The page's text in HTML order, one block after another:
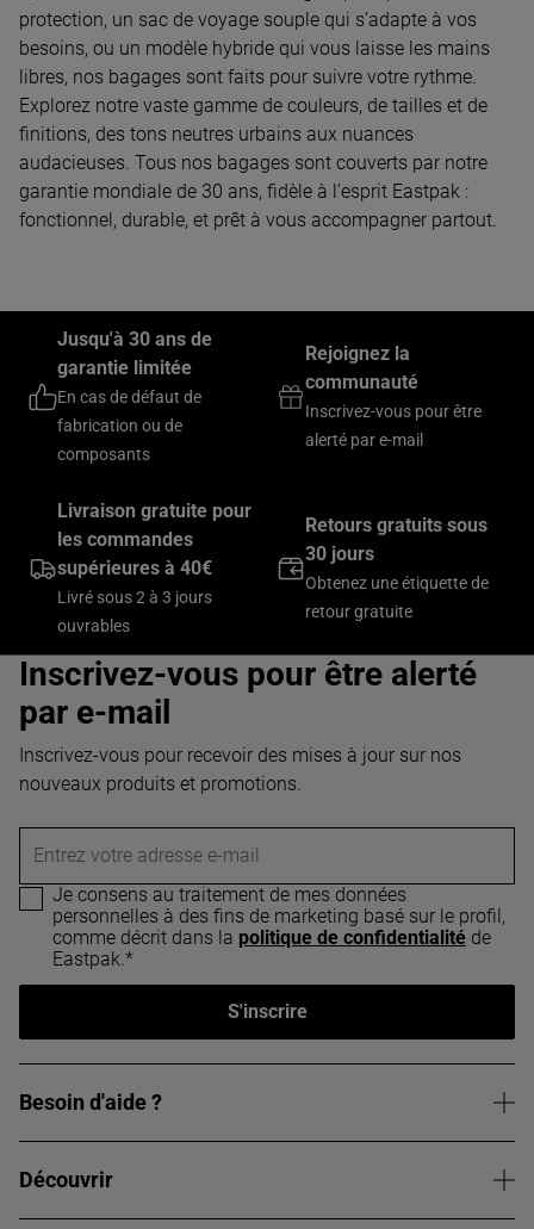
protection, un sac de voyage souple qui s’adapte à vos
besoins, ou un modèle hybride qui vous laisse les mains
libres, nos bagages sont faits pour suivre votre rythme.
Explorez notre vaste gamme de couleurs, de tailles et de
finitions, des tons neutres urbains aux nuances
audacieuses. Tous nos bagages sont couverts par notre
garantie mondiale de 30 ans, fidèle à l’esprit Eastpak :
fonctionnel, durable, et prêt à vous accompagner partout.
Jusqu'à 30 ans de
garantie limitée
En cas de défaut de
fabrication ou de
composants
Rejoignez la
communauté
Inscrivez-vous pour être
alerté par e-mail
Livraison gratuite pour
les commandes
supérieures à 40€
Livré sous 2 à 3 jours
ouvrables
Retours gratuits sous
30 jours
Obtenez une étiquette de
retour gratuite
Inscrivez-vous pour être alerté
par e-mail
Inscrivez-vous pour recevoir des mises à jour sur nos
nouveaux produits et promotions.
Entrez votre adresse e-mail
Je consens au traitement de mes données
personnelles à des fins de marketing basé sur le profil,
comme décrit dans la politique de confidentialité de
Eastpak.*
S'inscrire
Besoin d'aide ?
Découvrir